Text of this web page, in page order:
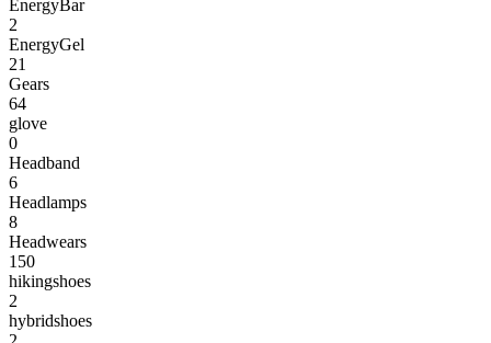
EnergyBar
2
EnergyGel
21
Gears
64
glove
0
Headband
6
Headlamps
8
Headwears
150
hikingshoes
2
hybridshoes